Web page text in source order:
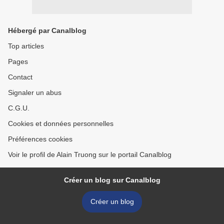
Hébergé par Canalblog
Top articles
Pages
Contact
Signaler un abus
C.G.U.
Cookies et données personnelles
Préférences cookies
Voir le profil de Alain Truong sur le portail Canalblog
Créer un blog sur Canalblog
Créer un blog